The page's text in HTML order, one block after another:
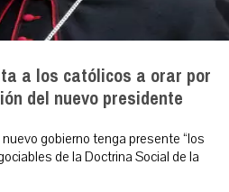
a los católicos a orar por
del nuevo presidente
gobierno tenga presente “los
de la Doctrina Social de la